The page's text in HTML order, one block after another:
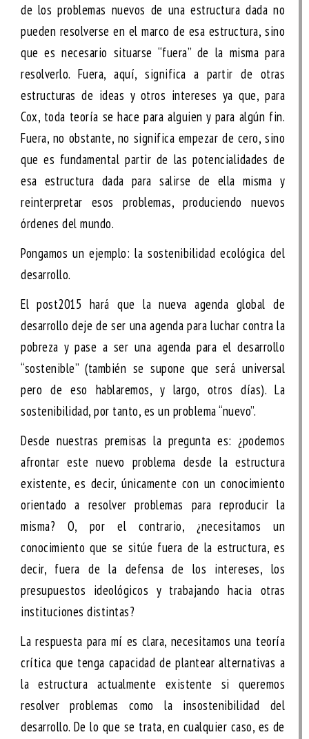
de los problemas nuevos de una estructura dada no
pueden resolverse en el marco de esa estructura, sino
que es necesario situarse “fuera” de la misma para
resolverlo. Fuera, aquí, significa a partir de otras
estructuras de ideas y otros intereses ya que, para
Cox, toda teoría se hace para alguien y para algún fin.
Fuera, no obstante, no significa empezar de cero, sino
que es fundamental partir de las potencialidades de
esa estructura dada para salirse de ella misma y
reinterpretar esos problemas, produciendo nuevos
órdenes del mundo.
Pongamos un ejemplo: la sostenibilidad ecológica del
desarrollo.
El post2015 hará que la nueva agenda global de
desarrollo deje de ser una agenda para luchar contra la
pobreza y pase a ser una agenda para el desarrollo
“sostenible” (también se supone que será universal
pero de eso hablaremos, y largo, otros días). La
sostenibilidad, por tanto, es un problema “nuevo”.
Desde nuestras premisas la pregunta es: ¿podemos
afrontar este nuevo problema desde la estructura
existente, es decir, únicamente con un conocimiento
orientado a resolver problemas para reproducir la
misma? O, por el contrario, ¿necesitamos un
conocimiento que se sitúe fuera de la estructura, es
decir, fuera de la defensa de los intereses, los
presupuestos ideológicos y trabajando hacia otras
instituciones distintas?
La respuesta para mí es clara, necesitamos una teoría
crítica que tenga capacidad de plantear alternativas a
la estructura actualmente existente si queremos
resolver problemas como la insostenibilidad del
desarrollo. De lo que se trata, en cualquier caso, es de